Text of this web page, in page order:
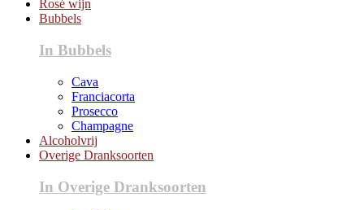
Rosé wijn
Bubbels
In Bubbels
Cava
Franciacorta
Prosecco
Champagne
Alcoholvrij
Overige Dranksoorten
In Overige Dranksoorten